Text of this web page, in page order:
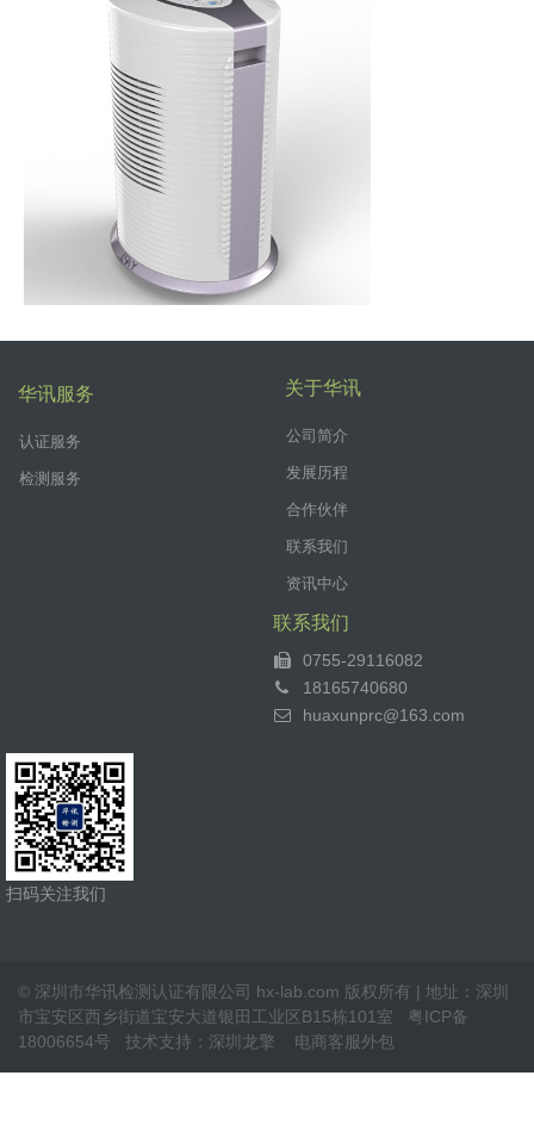
华讯服务
认证服务
检测服务
关于华讯
公司简介
发展历程
合作伙伴
联系我们
资讯中心
联系我们
0755-29116082
18165740680
huaxunprc@163.com
扫码关注我们
© 深圳市华讯检测认证有限公司 hx-lab.com 版权所有 | 地址：深圳
市宝安区西乡街道宝安大道银田工业区B15栋101室
粤ICP备
18006654号 技术支持： 深圳龙擎 电商客服外包